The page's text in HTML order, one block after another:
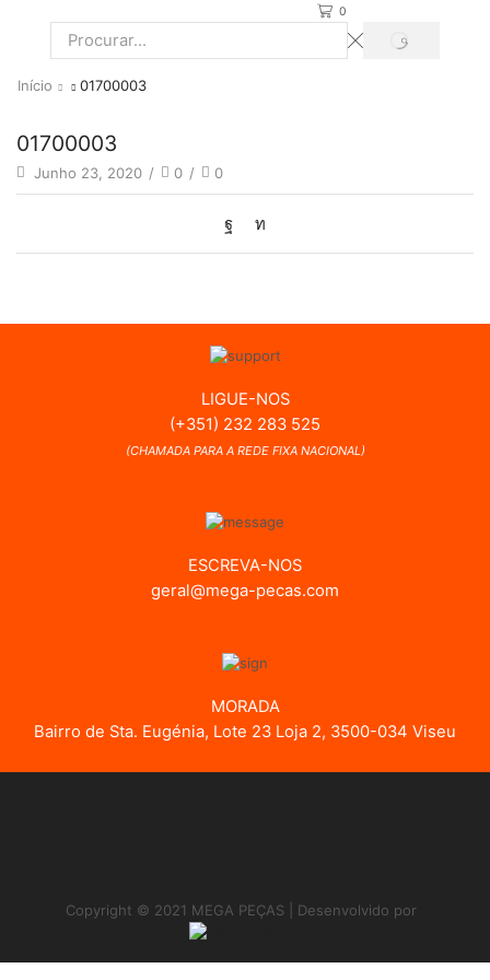
0
Search
PROCURAR
Início 01700003
01700003
Junho 23, 2020 / 0 / 0
LIGUE-NOS
(+351) 232 283 525
(CHAMADA PARA A REDE FIXA NACIONAL)
ESCREVA-NOS
geral@mega-pecas.com
MORADA
Bairro de Sta. Eugénia, Lote 23 Loja 2, 3500-034 Viseu
Copyright © 2021 MEGA PEÇAS | Desenvolvido por